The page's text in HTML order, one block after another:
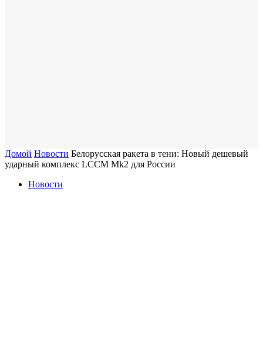
Домой Новости Белорусская ракета в тени: Новый дешевый
ударный комплекс LCCM Mk2 для России
Новости